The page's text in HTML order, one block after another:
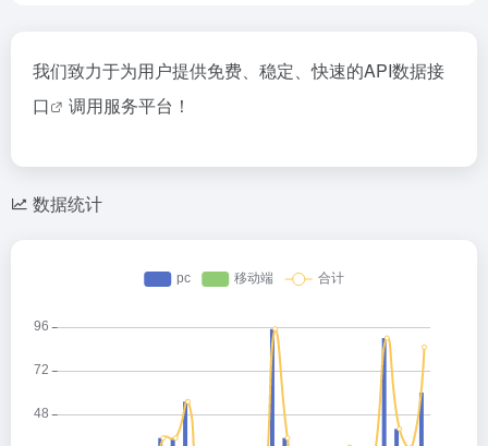
我们致力于为用户提供免费、稳定、快速的API数据接
口
调用服务平台！
数据统计